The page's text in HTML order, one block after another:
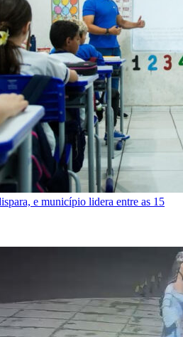
e município lidera entre as 15